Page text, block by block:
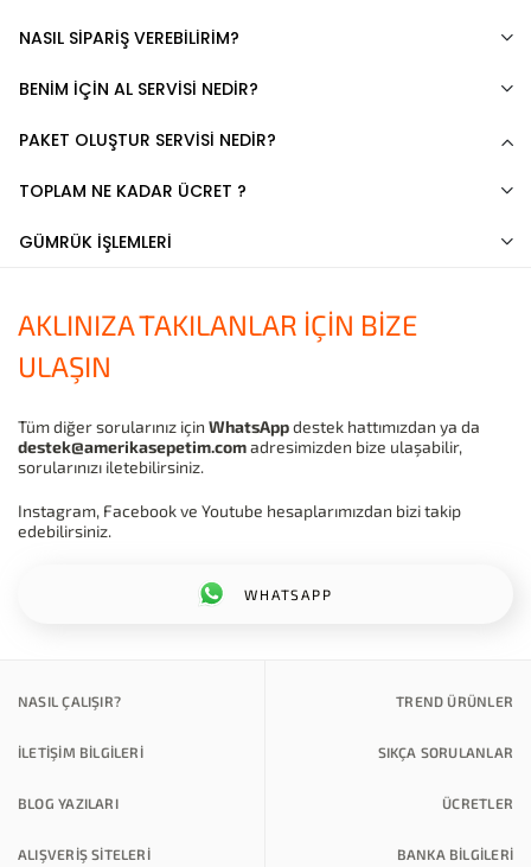
NASIL SİPARİŞ VEREBİLİRİM?
BENİM İÇİN AL SERVİSİ NEDİR?
PAKET OLUŞTUR SERVİSİ NEDİR?
TOPLAM NE KADAR ÜCRET ?
GÜMRÜK İŞLEMLERİ
AKLINIZA TAKILANLAR İÇİN BİZE
ULAŞIN
WHATSAPP
Tüm diğer sorularınız için WhatsAppdestek hattımızdan ya da
destek@amerikasepetim.comadresimizden bize ulaşabilir,
sorularınızı iletebilirsiniz.
Instagram, Facebook ve Youtube hesaplarımızdan bizi takip
edebilirsiniz.
NASIL ÇALIŞIR? TREND ÜRÜNLER
İLETİŞİM BİLGİLERİ SIKÇA SORULANLAR
BLOG YAZILARI ÜCRETLER
ALIŞVERİŞ SİTELERİ BANKA BILGILERI